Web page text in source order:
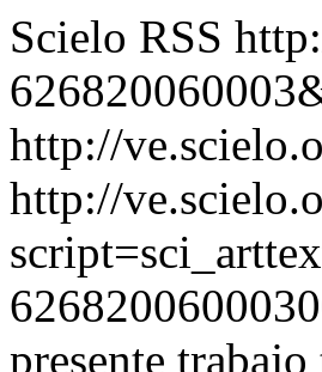
Scielo RSS
http://
http://
presente